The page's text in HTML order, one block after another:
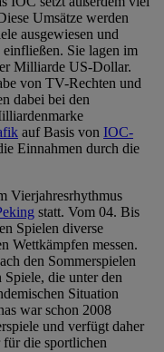
Umsätze werden
ausgewiesen und
Sie lagen im
Milliarde US-Dollar.
von TV-Rechten und
dabei bei den
auf Basis von IOC-
Einnahmen durch die
Vierjahresrhythmus
statt. Vom 04. Bis
Spielen diverse
Wettkämpfen messen.
den Sommerspielen
die unter den
Situation
war schon 2008
und verfügt daher
für die sportlichen